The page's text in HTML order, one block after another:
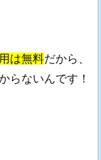
は無料だから、
らないんです！